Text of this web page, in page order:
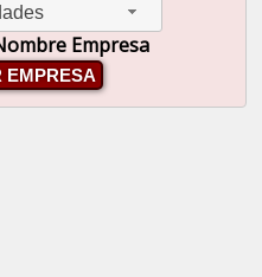
Empresa
EMPRESA